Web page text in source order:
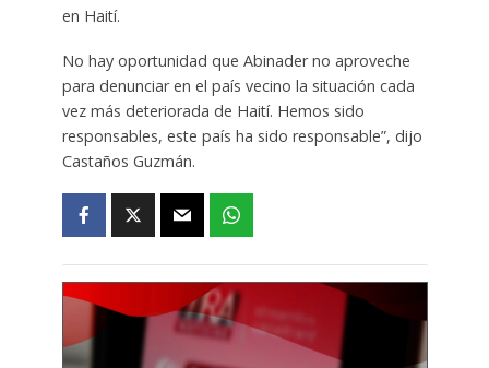
en Haití.
No hay oportunidad que Abinader no aproveche
para denunciar en el país vecino la situación cada
vez más deteriorada de Haití. Hemos sido
responsables, este país ha sido responsable”, dijo
Castaños Guzmán.